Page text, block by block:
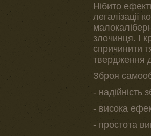
Нібито
легалізації
злочинця. І
спричинити
твердження
Зброя
- надійність
- висока
- простота